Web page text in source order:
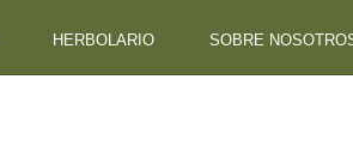
HERBOLARIO SOBRE